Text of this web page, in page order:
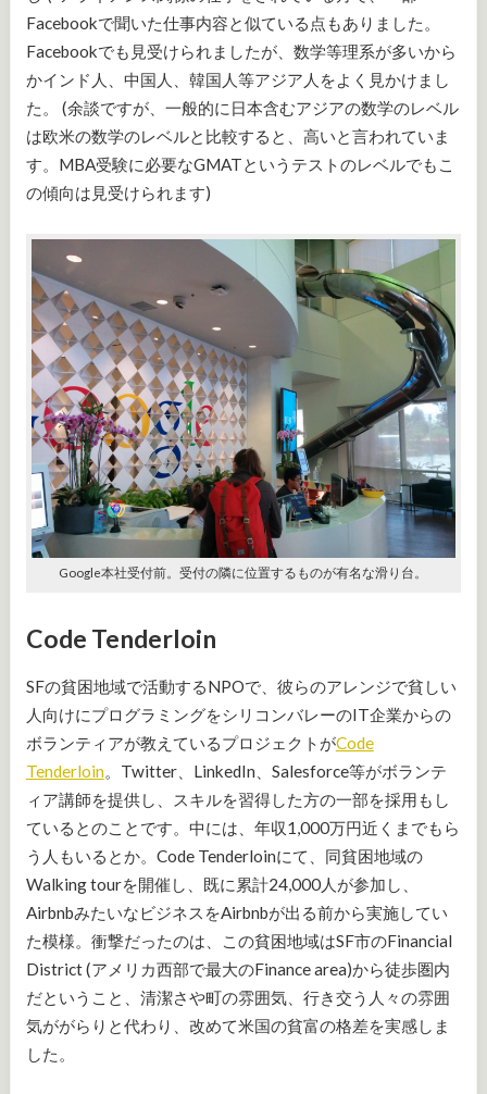
Facebookで聞いた仕事内容と似ている点もありました。
Facebookでも見受けられましたが、数学等理系が多いから
かインド人、中国人、韓国人等アジア人をよく見かけまし
た。 (余談ですが、一般的に日本含むアジアの数学のレベル
は欧米の数学のレベルと比較すると、高いと言われていま
す。MBA受験に必要なGMATというテストのレベルでもこ
の傾向は見受けられます)
Google本社受付前。受付の隣に位置するものが有名な滑り台。
Code Tenderloin
SFの貧困地域で活動するNPOで、彼らのアレンジで貧しい
人向けにプログラミングをシリコンバレーのIT企業からの
ボランティアが教えているプロジェクトがCode
Tenderloin。Twitter、LinkedIn、Salesforce等がボランテ
ィア講師を提供し、スキルを習得した方の一部を採用もし
ているとのことです。中には、年収1,000万円近くまでもら
う人もいるとか。Code Tenderloinにて、同貧困地域の
Walking tourを開催し、既に累計24,000人が参加し、
AirbnbみたいなビジネスをAirbnbが出る前から実施してい
た模様。衝撃だったのは、この貧困地域はSF市のFinancial
District (アメリカ西部で最大のFinance area)から徒歩圏内
だということ、清潔さや町の雰囲気、行き交う人々の雰囲
気ががらりと代わり、改めて米国の貧富の格差を実感しま
した。